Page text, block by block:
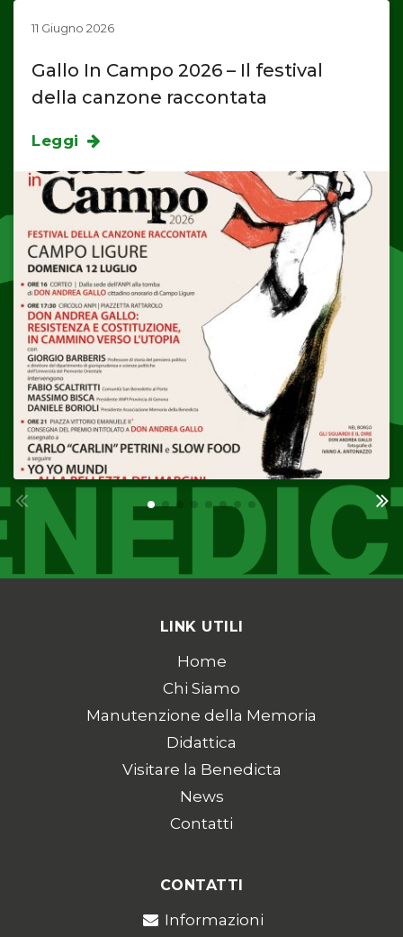
11 Giugno 2026
Gallo In Campo 2026 – Il festival
della canzone raccontata
Leggi
LINK UTILI
Home
Chi Siamo
Manutenzione della Memoria
Didattica
Visitare la Benedicta
News
Contatti
CONTATTI
Informazioni